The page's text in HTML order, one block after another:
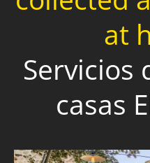
at
Servicios
casas